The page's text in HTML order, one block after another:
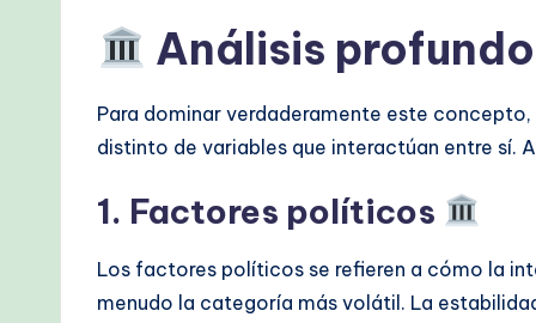
Análisis
Para dominar verdaderamente este
distinto de variables que interactúan entre sí.
1. Factores políticos
Los factores políticos se refieren a cómo la
menudo la categoría más volátil. La